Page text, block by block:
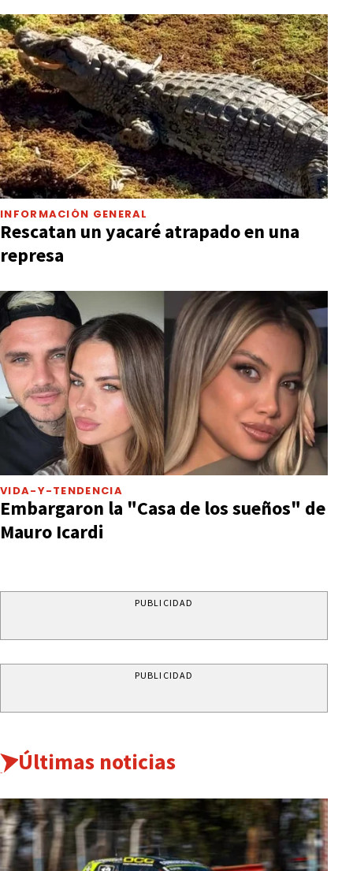
INFORMACIÓN GENERAL
Rescatan un yacaré atrapado en una
represa
VIDA-Y-TENDENCIA
Embargaron la "Casa de los sueños" de
Mauro Icardi
PUBLICIDAD
PUBLICIDAD
Últimas noticias